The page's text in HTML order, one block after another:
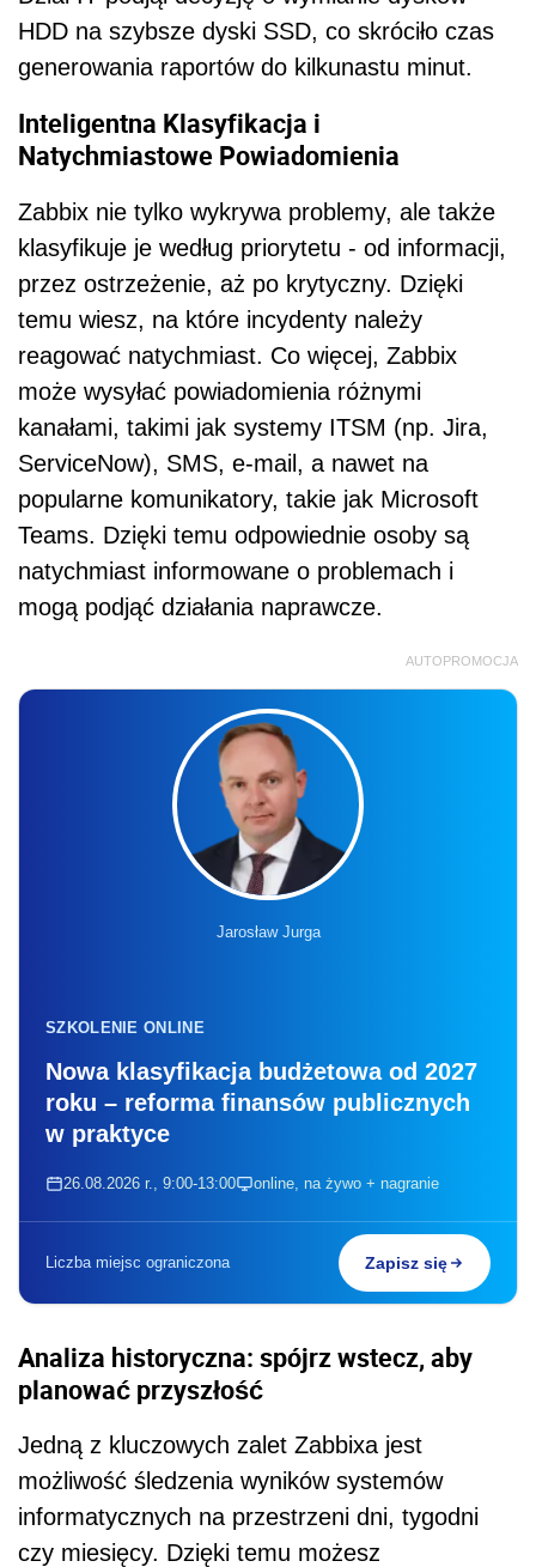
HDD na szybsze dyski SSD, co skróciło czas
generowania raportów do kilkunastu minut.
Inteligentna Klasyfikacja i
Natychmiastowe Powiadomienia
Zabbix nie tylko wykrywa problemy, ale także
klasyfikuje je według priorytetu - od informacji,
przez ostrzeżenie, aż po krytyczny. Dzięki
temu wiesz, na które incydenty należy
reagować natychmiast. Co więcej, Zabbix
może wysyłać powiadomienia różnymi
kanałami, takimi jak systemy ITSM (np. Jira,
ServiceNow), SMS, e-mail, a nawet na
popularne komunikatory, takie jak Microsoft
Teams. Dzięki temu odpowiednie osoby są
natychmiast informowane o problemach i
mogą podjąć działania naprawcze.
AUTOPROMOCJA
Jarosław Jurga
SZKOLENIE ONLINE
Nowa klasyfikacja budżetowa od 2027
roku – reforma finansów publicznych
w praktyce
26.08.2026 r., 9:00-13:00 online, na żywo + nagranie
Liczba miejsc ograniczona Zapisz się
Analiza historyczna: spójrz wstecz, aby
planować przyszłość
Jedną z kluczowych zalet Zabbixa jest
możliwość śledzenia wyników systemów
informatycznych na przestrzeni dni, tygodni
czy miesięcy. Dzięki temu możesz